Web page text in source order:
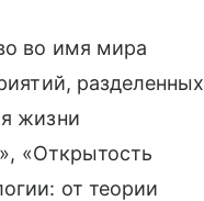
во имя мира
разделенных
жизни
«Открытость
от теории